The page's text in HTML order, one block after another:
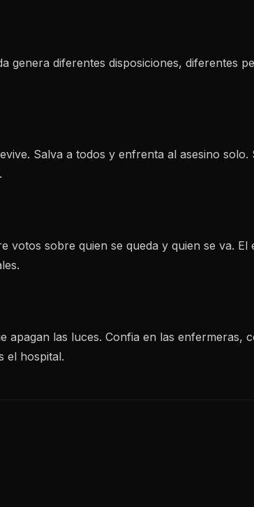
genera diferentes disposiciones, diferentes
Salva a todos y enfrenta al asesino
votos sobre quien se queda y quien se va.
apagan las luces. Confia en las enfermeras,
el hospital.